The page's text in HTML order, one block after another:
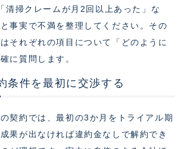
清掃クレームが月2回以上あった」な
事実で不満を整理してください。その
それぞれの項目について「どのように
に質問します。
条件を最初に交渉する
契約では、最初の3か月をトライアル期
果が出なければ違約金なしで解約でき